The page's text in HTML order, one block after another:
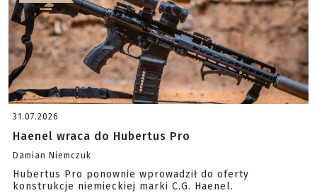
31.07.2026
Haenel wraca do Hubertus Pro
Damian Niemczuk
Hubertus Pro ponownie wprowadził do oferty
konstrukcje niemieckiej marki C.G. Haenel.